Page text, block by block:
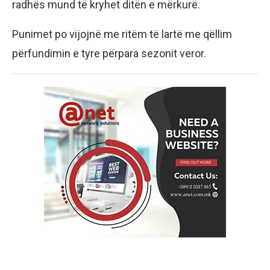
radhës mund të kryhet ditën e mërkurë.
Punimet po vijojnë me ritëm të lartë me qëllim
përfundimin e tyre përpara sezonit veror.